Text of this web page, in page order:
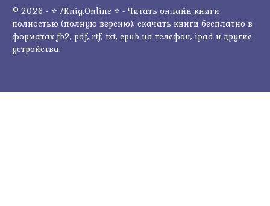
© 2026 - ⭐ 7Knig.Online ⭐ - Читать онлайн книги
полностью (полную версию), скачать книги бесплатно в
форматах fb2, pdf, rtf, txt, epub на телефон, ipad и другие
устройства.